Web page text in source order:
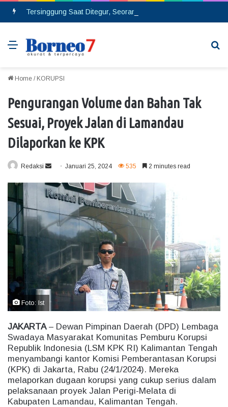
Menu
Home / KORUPSI
Pengurangan Volume dan Bahan Tak
Sesuai, Proyek Jalan di Lamandau
Dilaporkan ke KPK
Redaksi
n
a
n
m
l
Januari 25, 2024 535 2 minutes read
Foto: Ist
JAKARTA– Dewan Pimpinan Daerah (DPD) Lembaga
Swadaya Masyarakat Komunitas Pemburu Korupsi
Republik Indonesia (LSM KPK RI) Kalimantan Tengah
menyambangi kantor Komisi Pemberantasan Korupsi
(KPK) di Jakarta, Rabu (24/1/2024). Mereka
melaporkan dugaan korupsi yang cukup serius dalam
pelaksanaan proyek Jalan Perigi-Melata di
Kabupaten Lamandau, Kalimantan Tengah.